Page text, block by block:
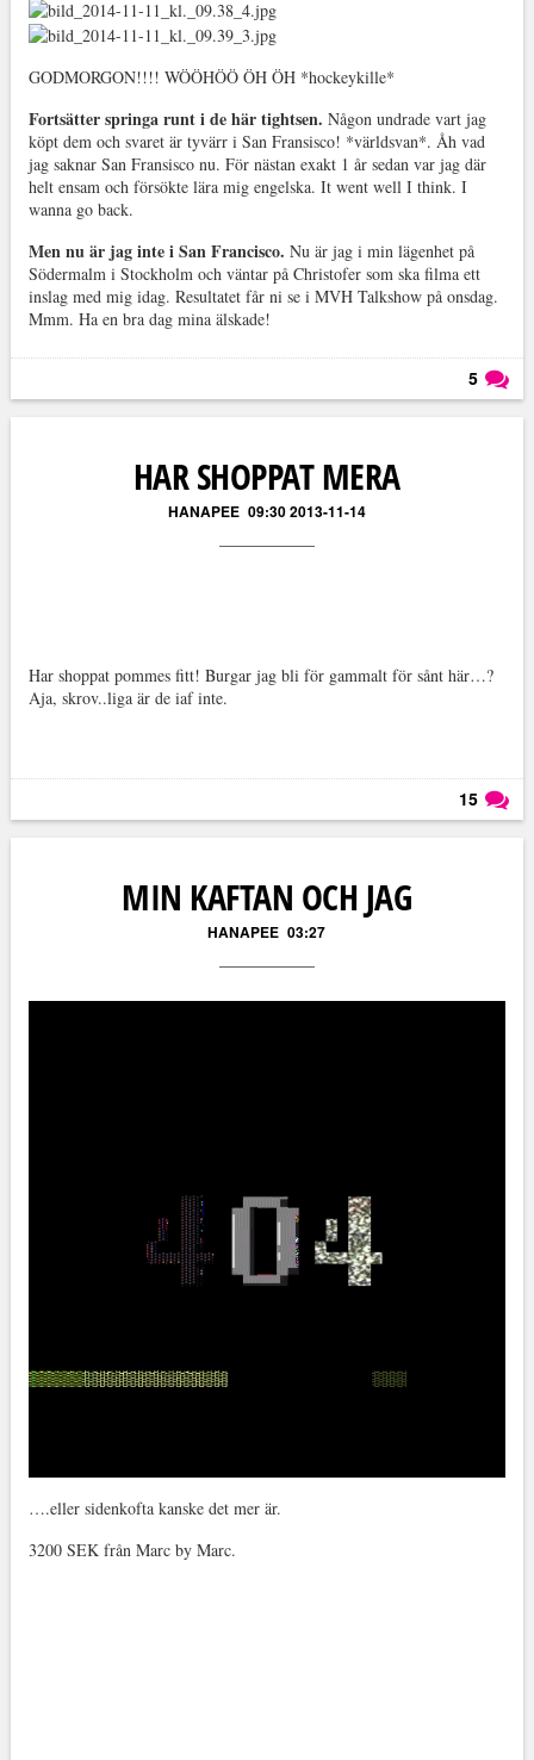
GODMORGON!!!! WÖÖHÖÖ ÖH ÖH *hockeykille*
Fortsätter springa runt i de här tightsen. Någon undrade vart jag
köpt dem och svaret är tyvärr i San Fransisco! *världsvan*. Åh vad
jag saknar San Fransisco nu. För nästan exakt 1 år sedan var jag där
helt ensam och försökte lära mig engelska. It went well I think. I
wanna go back.
Men nu är jag inte i San Francisco. Nu är jag i min lägenhet på
Södermalm i Stockholm och väntar på Christofer som ska filma ett
inslag med mig idag. Resultatet får ni se i MVH Talkshow på onsdag.
Mmm. Ha en bra dag mina älskade!
5
HAR SHOPPAT MERA
HANAPEE 09:30 2013-11-14
Har shoppat pommes fitt! Burgar jag bli för gammalt för sånt här…?
Aja, skrov..liga är de iaf inte.
15
MIN KAFTAN OCH JAG
HANAPEE 03:27
….eller sidenkofta kanske det mer är.
3200 SEK från Marc by Marc.